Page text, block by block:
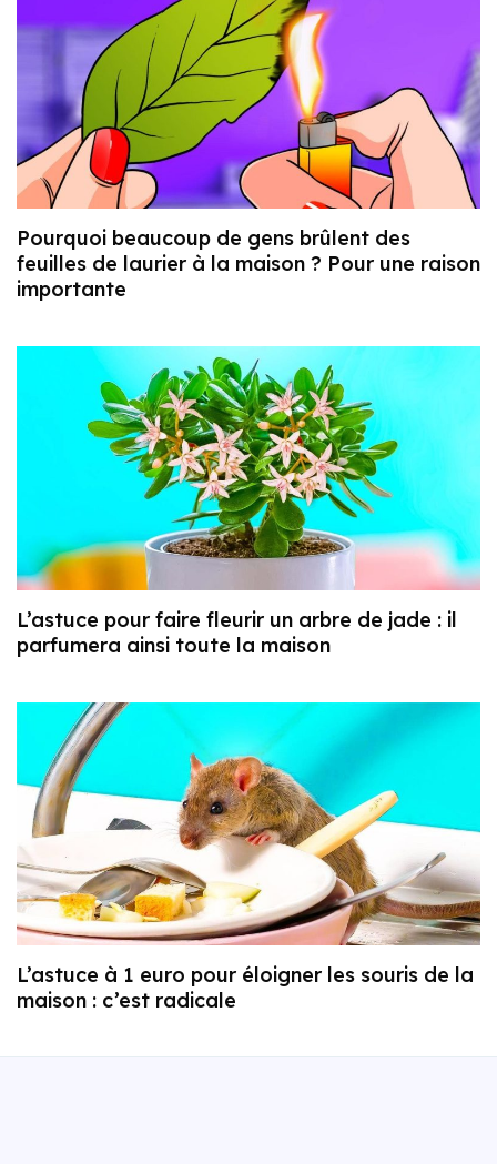
Pourquoi beaucoup de gens brûlent des
feuilles de laurier à la maison ? Pour une raison
importante
L’astuce pour faire fleurir un arbre de jade : il
parfumera ainsi toute la maison
L’astuce à 1 euro pour éloigner les souris de la
maison : c’est radicale